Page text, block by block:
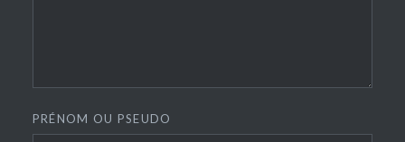
PRÉNOM OU PSEUDO